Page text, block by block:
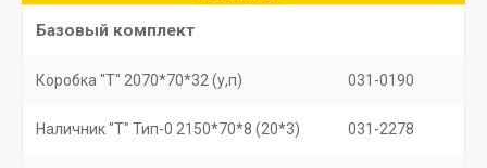
Базовый комплект
Коробка "Т" 2070*70*32 (у,п) 031-0190
Наличник "Т" Тип-0 2150*70*8 (20*3) 031-2278